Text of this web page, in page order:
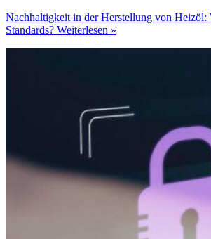
Nachhaltigkeit in der Herstellung von Heizöl:
Standards? Weiterlesen »